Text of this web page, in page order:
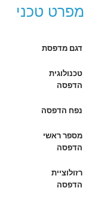
מפרט טכני
דגם מדפסת
טכנולוגית
הדפסה
נפח הדפסה
מספר ראשי
הדפסה
רזולוציית
הדפסה